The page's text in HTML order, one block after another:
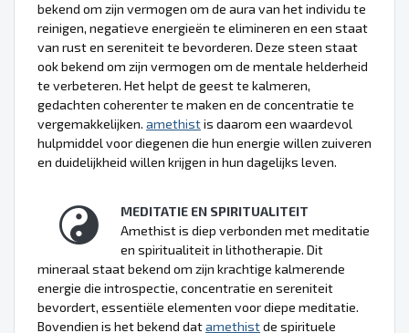
bekend om zijn vermogen om de aura van het individu te
reinigen, negatieve energieën te elimineren en een staat
van rust en sereniteit te bevorderen. Deze steen staat
ook bekend om zijn vermogen om de mentale helderheid
te verbeteren. Het helpt de geest te kalmeren,
gedachten coherenter te maken en de concentratie te
vergemakkelijken. amethistis daarom een waardevol
hulpmiddel voor diegenen die hun energie willen zuiveren
en duidelijkheid willen krijgen in hun dagelijks leven.
MEDITATIE EN SPIRITUALITEIT
Amethist is diep verbonden met meditatie
en spiritualiteit in lithotherapie. Dit
mineraal staat bekend om zijn krachtige kalmerende
energie die introspectie, concentratie en sereniteit
bevordert, essentiële elementen voor diepe meditatie.
Bovendien is het bekend datamethistde spirituele